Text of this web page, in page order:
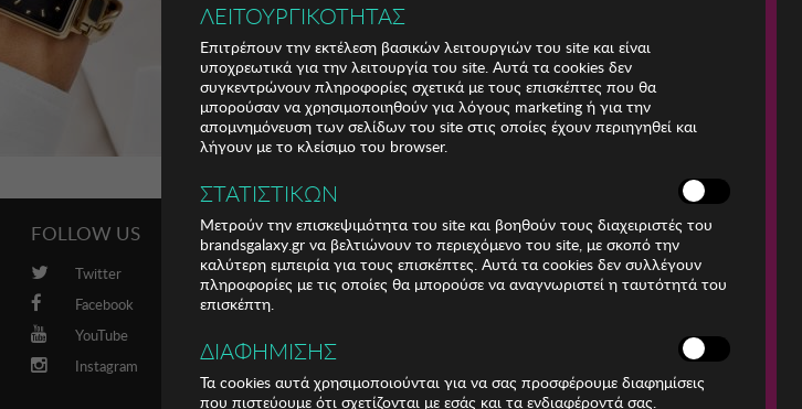
FOLLOW US
Twitter
Facebook
YouTube
Instagram
PROMO
Brands
Για τηλεφωνικές
παραγγελίες καλέστε
211 18 94 400
9:30 - 14:30 & 24ώρες
Αριθμός Γ.Ε.Μη.:
009456401000
ΛΕΙΤΟΥΡΓΙΚΟΤΗΤΑΣ
Επιτρέπουν την εκτέλεση βασικών λειτουργιών του site και είναι
υποχρεωτικά για την λειτουργία του site. Αυτά τα cookies δεν
συγκεντρώνουν πληροφορίες σχετικά με τους επισκέπτες που θα
μπορούσαν να χρησιμοποιηθούν για λόγους marketing ή για την
απομνημόνευση των σελίδων του site στις οποίες έχουν περιηγηθεί και
λήγουν με το κλείσιμο του browser.
ΣΤΑΤΙΣΤΙΚΩΝ
Μετρούν την επισκεψιμότητα του site και βοηθούν τους διαχειριστές του
brandsgalaxy.gr να βελτιώνουν το περιεχόμενο του site, με σκοπό την
καλύτερη εμπειρία για τους επισκέπτες. Αυτά τα cookies δεν συλλέγουν
πληροφορίες με τις οποίες θα μπορούσε να αναγνωριστεί η ταυτότητά του
επισκέπτη.
ΔΙΑΦΗΜΙΣΗΣ
Τα cookies αυτά χρησιμοποιούνται για να σας προσφέρουμε διαφημίσεις
που πιστεύουμε ότι σχετίζονται με εσάς και τα ενδιαφέροντά σας.